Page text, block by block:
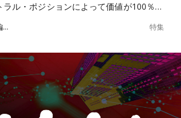
ラル・ポジションによって価値が100％…
あたらしい経済 編集部 特集